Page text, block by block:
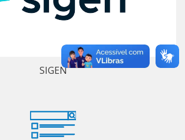
SIGEN